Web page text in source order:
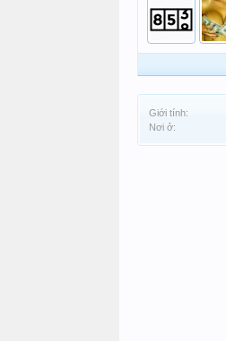
Giới tính:
Nơi ở: